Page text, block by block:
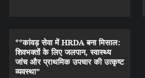
**कांवड़ सेवा में HRDA बना मिसाल:
शिवभक्तों के लिए जलपान, स्वास्थ्य
जांच और प्राथमिक उपचार की उत्कृष्ट
व्यवस्था”